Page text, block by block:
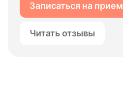
Записаться на прием
Читать отзывы